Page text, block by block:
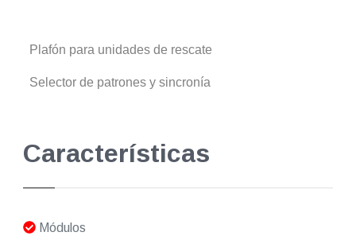
Plafón para unidades de rescate
Selector de patrones y sincronía
Características
Módulos